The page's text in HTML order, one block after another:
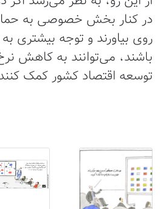
در کنار بخش خصوصی به
روی بیاورند و توجه بیشتری به
باشند،‌ می‌توانند به کاهش
توسعه اقتصاد کشور کمک کنند.